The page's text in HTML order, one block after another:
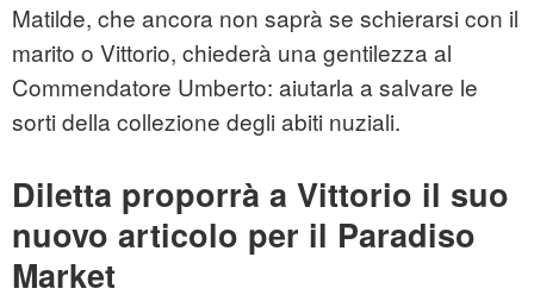
Matilde, che ancora non saprà se schierarsi con il
marito o Vittorio, chiederà una gentilezza al
Commendatore Umberto: aiutarla a salvare le
sorti della collezione degli abiti nuziali.
Diletta proporrà a Vittorio il suo
nuovo articolo per il Paradiso
Market